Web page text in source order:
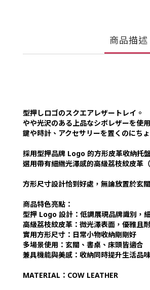
商品描述
型押しロゴのスクエアレザートレイ。
やや光沢のある上品なシボレザーを使
鍵や時計、アクセサリーを置くのにち
採用型押品牌 Logo 的方形皮革收納托
選用帶有細緻光澤感的高級荔枝紋皮革
方形尺寸設計恰到好處，無論放置於玄
商品特色亮點：
型押 Logo 設計：低調展現品牌識別，
高級荔枝紋皮革：微光澤表面，優雅且
實用方形尺寸：日常小物收納剛剛好
多場景使用：玄關、書桌、床頭皆適合
兼具機能與美感：收納同時提升生活品味
MATERIAL：COW LEATHER